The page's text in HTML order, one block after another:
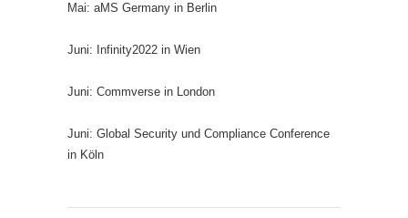
Mai: aMS Germany in Berlin
Juni: Infinity2022 in Wien
Juni: Commverse in London
Juni: Global Security und Compliance Conference
in Köln